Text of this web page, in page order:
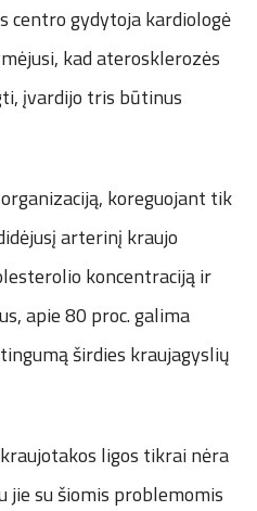
centro gydytoja kardiologė
kad aterosklerozės
įvardijo tris būtinus
koreguojant tik
arterinį kraujo
koncentraciją ir
apie 80 proc. galima
širdies kraujagyslių
ligos tikrai nėra
su šiomis problemomis